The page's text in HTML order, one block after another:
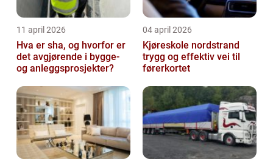
11 april 2026
Hva er sha, og hvorfor er
det avgjørende i bygge-
og anleggsprosjekter?
04 april 2026
Kjøreskole nordstrand
trygg og effektiv vei til
førerkortet